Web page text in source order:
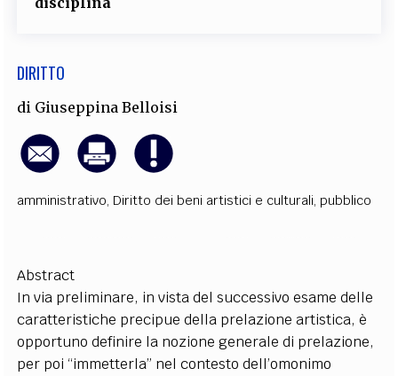
CODICI RUBRICHE
DIRITTO
di Giuseppina Belloisi
amministrativo, Diritto dei beni artistici e culturali, pubblico
Abstract
In via preliminare, in vista del successivo esame delle
caratteristiche precipue della prelazione artistica, è
opportuno definire la nozione generale di prelazione,
per poi “immetterla” nel contesto dell’omonimo